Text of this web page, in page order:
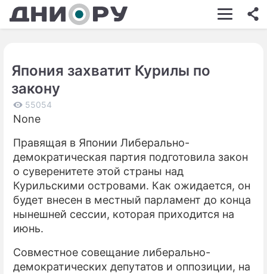
ШОУ-БИЗНЕС
КИНО
ЭКОНОМИКА
ПРОИСШЕСТВИЯ
СОННИК
СТИЛЬ ЖИЗНИ
ИГРЫ
Япония захватит Курилы по
закону
55054
None
Правящая в Японии Либерально-
демократическая партия подготовила закон
о суверенитете этой страны над
Курильскими островами. Как ожидается, он
будет внесен в местный парламент до конца
нынешней сессии, которая приходится на
июнь.
Совместное совещание либерально-
демократических депутатов и оппозиции, на